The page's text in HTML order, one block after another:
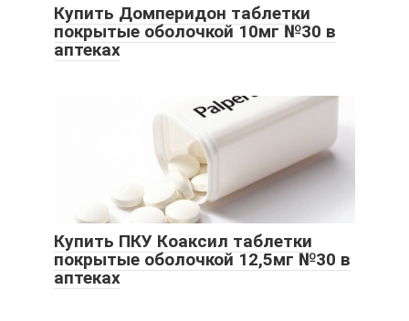
Купить Домперидон таблетки
покрытые оболочкой 10мг №30 в
аптеках
Купить ПКУ Коаксил таблетки
покрытые оболочкой 12,5мг №30 в
аптеках